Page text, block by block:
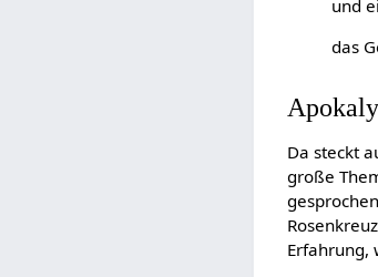
und
das
Da steckt
große
Erfahrung,